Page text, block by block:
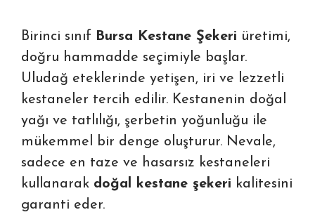
Birinci sınıf Bursa Kestane Şekeri üretimi,
doğru hammadde seçimiyle başlar.
Uludağ eteklerinde yetişen, iri ve lezzetli
kestaneler tercih edilir. Kestanenin doğal
yağı ve tatlılığı, şerbetin yoğunluğu ile
mükemmel bir denge oluşturur. Nevale,
sadece en taze ve hasarsız kestaneleri
kullanarak doğal kestane şekeri kalitesini
garanti eder.